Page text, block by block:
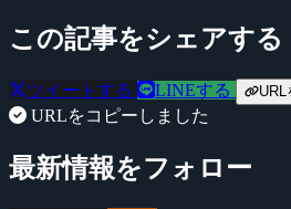
この記事をシェアする
ツイートする LINEする URL
URLをコピーしました
最新情報をフォロー